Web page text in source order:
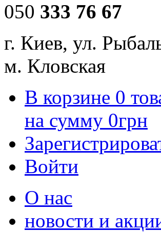
050 333 76 67
г. Киев, ул.
м. Кловская
В корзине 0
на сумму 0грн
Войти
О нас
новости и